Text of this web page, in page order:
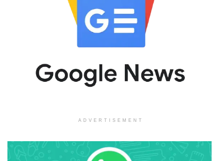
ADVERTISEMENT